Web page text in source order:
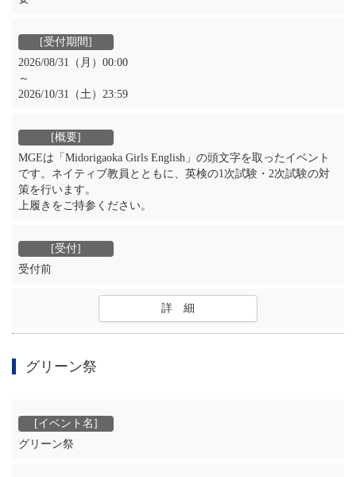
2026/08/31（月）00:00
～
2026/10/31（土）23:59
MGEは「Midorigaoka Girls English」の頭文字を取ったイベント
です。ネイティブ教員とともに、英検の1次試験・2次試験の対
策を行います。
上履きをご持参ください。
受付前
詳 細
グリーン祭
グリーン祭